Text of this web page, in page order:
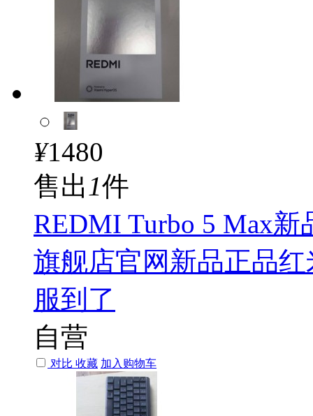
¥1480
售出1件
REDMI Turbo 5 Max新
旗舰店官网新品正品红
服到了
自营
对比 收藏 加入购物车